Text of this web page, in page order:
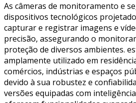
As câmeras de monitoramento e
dispositivos tecnológicos
capturar e registrar imagens e
precisão, assegurando o
proteção de diversos ambientes.
amplamente utilizado em
comércios, indústrias e espaços
devido à sua robustez e
versões equipadas com